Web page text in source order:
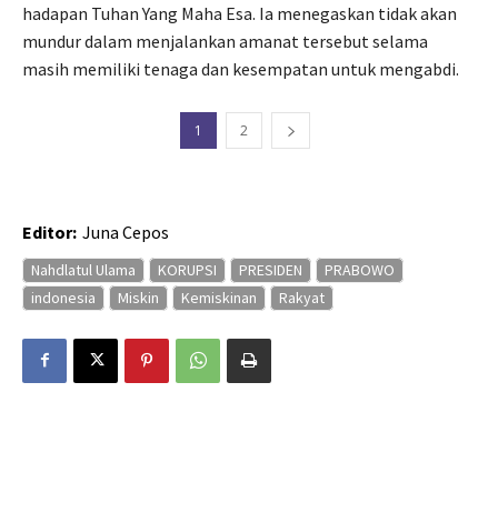
hadapan Tuhan Yang Maha Esa. Ia menegaskan tidak akan
mundur dalam menjalankan amanat tersebut selama
masih memiliki tenaga dan kesempatan untuk mengabdi.
1 2
Editor: Juna Cepos
Nahdlatul Ulama KORUPSI PRESIDEN
PRABOWO
indonesia
Miskin Kemiskinan Rakyat